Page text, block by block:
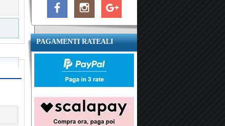
PAGAMENTI RATEALI